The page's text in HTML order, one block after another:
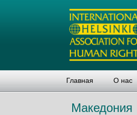
Главная О нас
Македония